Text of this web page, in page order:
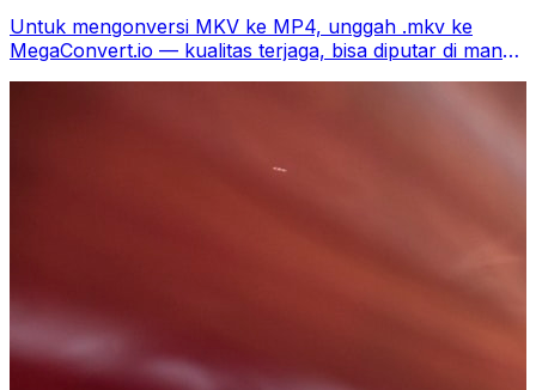
Untuk mengonversi MKV ke MP4, unggah .mkv ke
MegaConvert.io — kualitas terjaga, bisa diputar di mana